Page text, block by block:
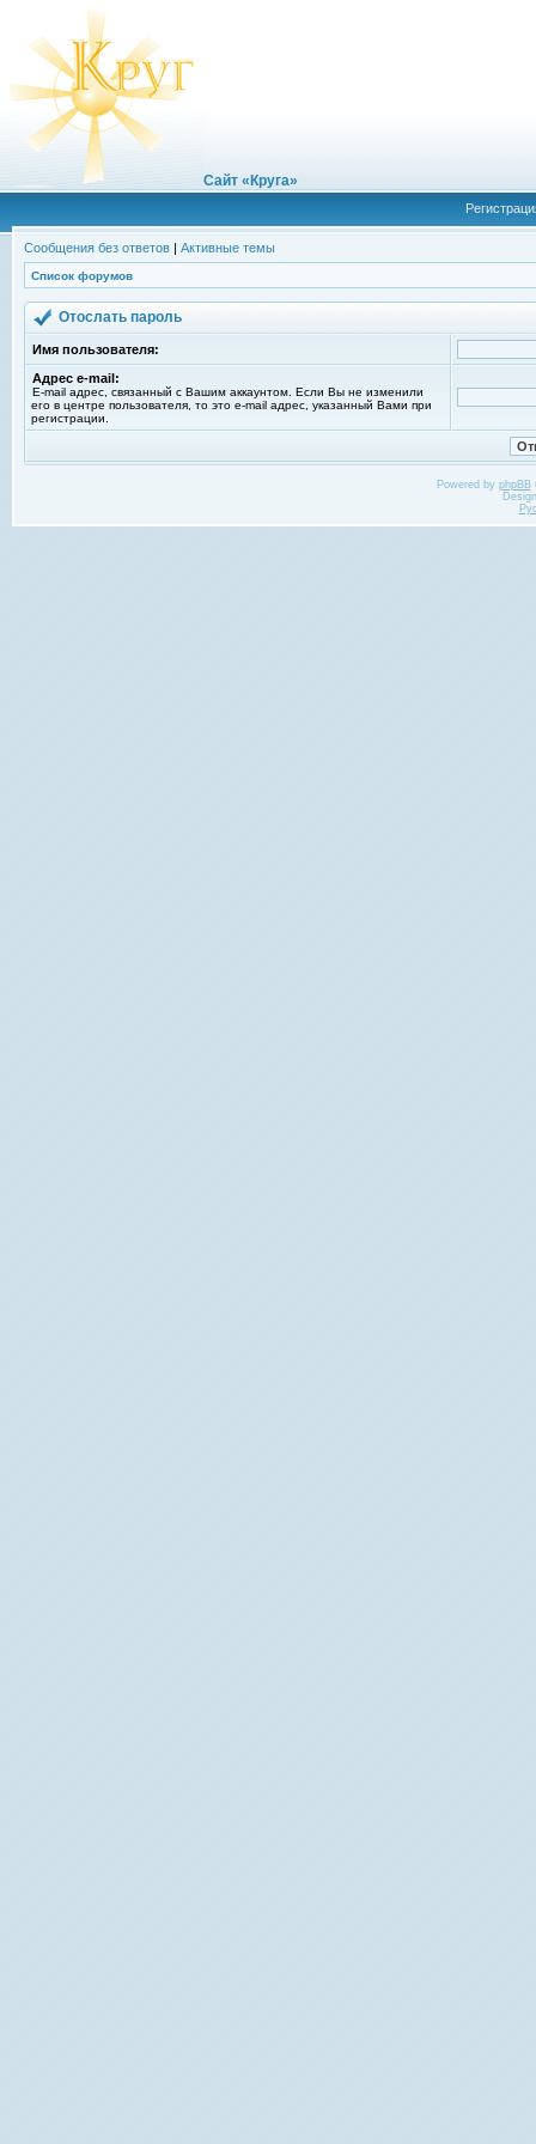
Сайт «Круга»
Сообщения без ответов | Активные темы
Список форумов
Отослать пароль
Имя пользователя:
Адрес e-mail:
E-mail адрес, связанный с Вашим аккаунтом. Если Вы не изменили
его в центре пользователя, то это e-mail адрес, указанный Вами при
регистрации.
Powered by phpBB